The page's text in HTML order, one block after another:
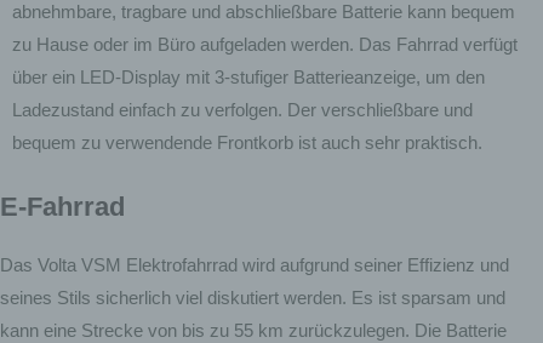
abnehmbare, tragbare und abschließbare Batterie kann bequem
zu Hause oder im Büro aufgeladen werden. Das Fahrrad verfügt
über ein LED-Display mit 3-stufiger Batterieanzeige, um den
Ladezustand einfach zu verfolgen. Der verschließbare und
bequem zu verwendende Frontkorb ist auch sehr praktisch.
E-Fahrrad
Das Volta VSM Elektrofahrrad wird aufgrund seiner Effizienz und
seines Stils sicherlich viel diskutiert werden. Es ist sparsam und
kann eine Strecke von bis zu 55 km zurückzulegen. Die Batterie